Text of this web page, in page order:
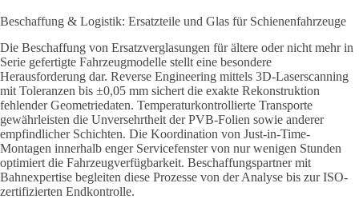
Beschaffung & Logistik: Ersatzteile und Glas für Schienenfahrzeuge
Die Beschaffung von Ersatzverglasungen für ältere oder nicht mehr in
Serie gefertigte Fahrzeugmodelle stellt eine besondere
Herausforderung dar. Reverse Engineering mittels 3D-Laserscanning
mit Toleranzen bis ±0,05 mm sichert die exakte Rekonstruktion
fehlender Geometriedaten. Temperaturkontrollierte Transporte
gewährleisten die Unversehrtheit der PVB-Folien sowie anderer
empfindlicher Schichten. Die Koordination von Just-in-Time-
Montagen innerhalb enger Servicefenster von nur wenigen Stunden
optimiert die Fahrzeugverfügbarkeit. Beschaffungspartner mit
Bahnexpertise begleiten diese Prozesse von der Analyse bis zur ISO-
zertifizierten Endkontrolle.